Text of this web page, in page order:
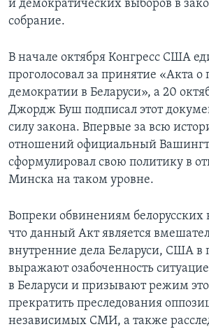
СОЦИАЛЬНЫЕ СЕТИ
Языки
и демократических выборов в
собрание.
В начале октября Конгресс США
проголосовал за принятие «Акта о
демократии в Беларуси», а 20
Джордж Буш подписал этот
силу закона. Впервые за всю
отношений официальный
сформулировал свою политику в
Минска на таком уровне.
Вопреки обвинениям белорусских
что данный Акт является
внутренние дела Беларуси, США в
выражают озабоченность
в Беларуси и призывают режим
прекратить преследования
независимых СМИ, а также